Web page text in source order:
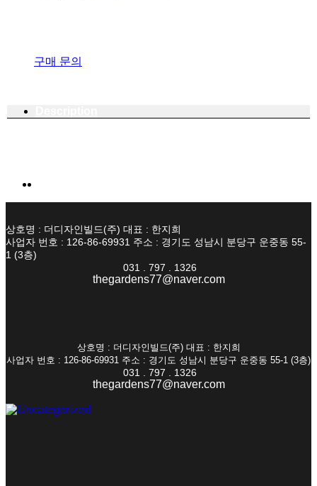
구매 문의
상호명 : 더디자인빌드(주) 대표 : 한지희
사업자 번호 : 126-86-69931 주소 : 경기도 성남시 분당구 운중동 55-
1 (3층)
031 . 797 . 1326
thegardens77@naver.com
상호명 : 더디자인빌드(주) 대표 : 한지희
사업자 번호 : 126-86-69931 주소 : 경기도 성남시 분당구 운중동 55-1 (3층)
031 . 797 . 1326
thegardens77@naver.com